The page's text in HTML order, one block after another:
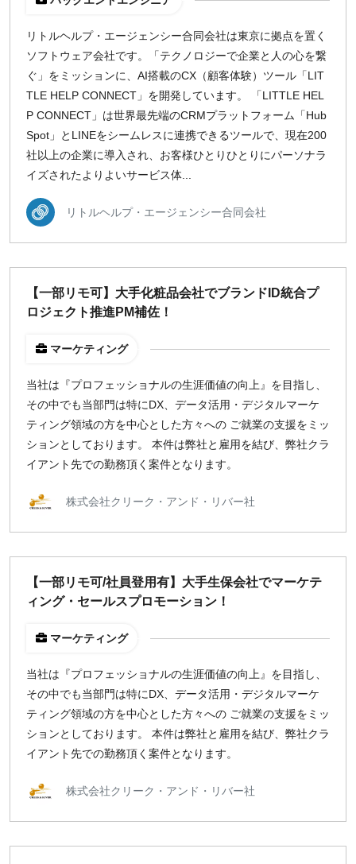
スタートアップ
土日週末OK
稼働時間
週5日
週2日
週1日
大阪
名古屋
京都
福岡
募集状況
時給
1,500 円 以上
指定なし 検索
リトルヘルプ・エージェンシー合同会社は東京に拠点を置く
ソフトウェア会社です。「テクノロジーで企業と人の心を繋
ぐ」をミッションに、AI搭載のCX（顧客体験）ツール「LIT
TLE HELP CONNECT」を開発しています。 「LITTLE HEL
P CONNECT」は世界最先端のCRMプラットフォーム「Hub
Spot」とLINEをシームレスに連携できるツールで、現在200
社以上の企業に導入され、お客様ひとりひとりにパーソナラ
イズされたよりよいサービス体...
リトルヘルプ・エージェンシー合同会社
【一部リモ可】大手化粧品会社でブランドID統合プ
ロジェクト推進PM補佐！
マーケティング
当社は『プロフェッショナルの生涯価値の向上』を目指し、
その中でも当部門は特にDX、データ活用・デジタルマーケ
ティング領域の方を中心とした方々への ご就業の支援をミッ
ションとしております。 本件は弊社と雇用を結び、弊社クラ
イアント先での勤務頂く案件となります。
株式会社クリーク・アンド・リバー社
【一部リモ可/社員登用有】大手生保会社でマーケテ
ィング・セールスプロモーション！
マーケティング
当社は『プロフェッショナルの生涯価値の向上』を目指し、
その中でも当部門は特にDX、データ活用・デジタルマーケ
ティング領域の方を中心とした方々への ご就業の支援をミッ
ションとしております。 本件は弊社と雇用を結び、弊社クラ
イアント先での勤務頂く案件となります。
株式会社クリーク・アンド・リバー社